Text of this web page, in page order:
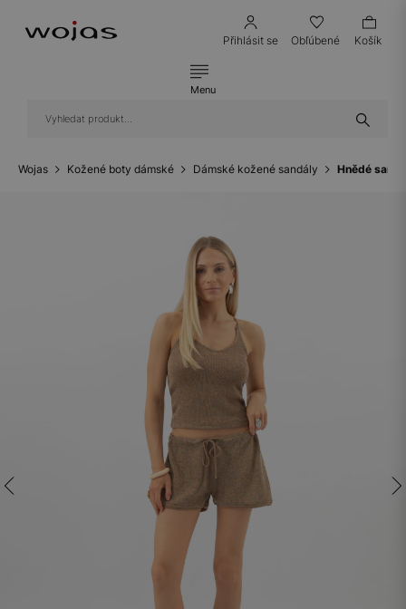
Přihlásit se Obľúbené Košík
Menu
Wojas Kožené boty dámské Dámské kožené sandály Hnědé